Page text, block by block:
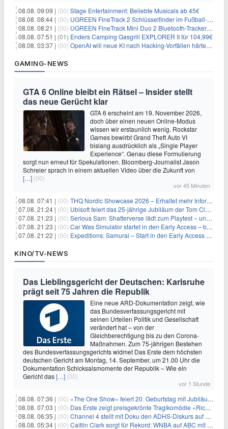
08.08. 09:09 | (00) Stage Entertainment: Beliebte Musicals ab 45€
08.08. 08:44 | (00) UGREEN FineTrack 2 Schlüsselfinder im Fußball-Design für 10,98€
08.08. 08:21 | (00) UGREEN FineTrack Mini Duo 2 Bluetooth-Tracker 4er-Pack für 28,99€
08.08. 07:51 | (01) Enders Camping Gasgrill EXPLORER II für 104,99€
08.08. 03:37 | (00) OpenAI will neue KI nach Hacking-Vorfällen härter überwachen
GAMING-NEWS
GTA 6 Online bleibt ein Rätsel – Insider stellt
das neue Gerücht klar
GTA 6 erscheint am 19. November 2026,
doch über einen neuen Online-Modus
wissen wir erstaunlich wenig. Rockstar
Games bewirbt Grand Theft Auto VI
bislang ausdrücklich als „Single Player
Experience“. Genau diese Formulierung
sorgt nun erneut für Spekulationen. Bloomberg-Journalist Jason
Schreier sprach in einem aktuellen Video über die Zukunft von
[…] (00)
vor 45 Minuten
08.08. 07:41 | (00) THQ Nordic Showcase 2026 – Erhaltet mehr Informationen
07.08. 21:24 | (00) Ubisoft feiert das 25-jährige Jubiläum der Tom Clancy’s Ghost Recon-Reihe
07.08. 21:23 | (00) Serious Sam: Shatterverse lädt zum Playtest – und erscheint schon bald!
07.08. 21:23 | (00) Car Was Simulator startet in den Early Access – bald gehts los!
07.08. 21:22 | (00) Expeditions: Samurai – Start in den Early Access ab heute im feudalen Japan
KINO/TV-NEWS
Das Lieblingsgericht der Deutschen: Karlsruhe
prägt seit 75 Jahren die Republik
Eine neue ARD-Dokumentation zeigt, wie
das Bundesverfassungsgericht mit
seinen Urteilen Politik und Gesellschaft
verändert hat – von der
Gleichberechtigung bis zu den Corona-
Maßnahmen. Zum 75-jährigen Bestehen
des Bundesverfassungsgerichts widmet Das Erste dem höchsten
deutschen Gericht am Montag, 14. September, um 21.00 Uhr die
Dokumentation Schicksalsmomente der Republik – Wie ein
Gericht das[…] (00)
vor 1 Stunde
08.08. 07:36 | (00) «The One Show» feiert 20. Geburtstag mit Jubiläumswoche
08.08. 07:03 | (00) Das Erste zeigt preisgekrönte Tragikomödie «Rickerl» als Free-TV-Premiere
08.08. 06:35 | (00) Channel 4 stellt mit Doku den ADHS-Diskurs auf den Prüfstand
08.08. 05:34 | (00) Caitlin Clark sorgt für Rekord: WNBA auf ABC mit 2,5 Millionen Zuschauern